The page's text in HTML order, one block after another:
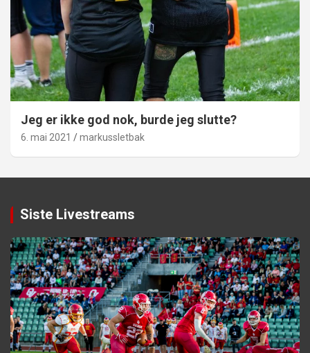
Jeg er ikke god nok, burde jeg slutte?
6. mai 2021 markussletbak
Siste Livestreams